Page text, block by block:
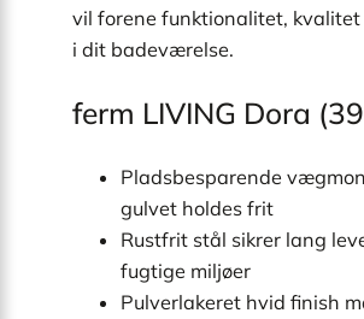
vil forene funktionalitet,
i dit badeværelse.
ferm LIVING Dora
Pladsbesparende
gulvet holdes frit
Rustfrit stål sikrer lang
fugtige miljøer
Pulverlakeret hvid finish